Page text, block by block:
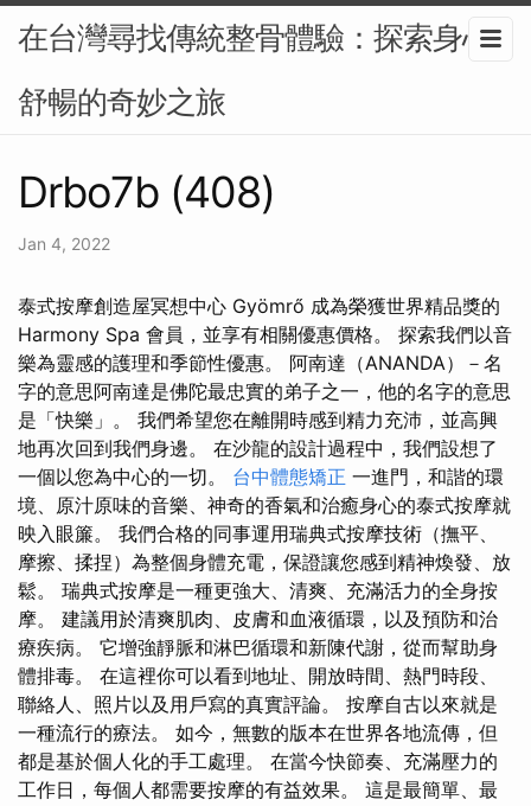
在台灣尋找傳統整骨體驗：探索身心
舒暢的奇妙之旅
Drbo7b (408)
Jan 4, 2022
泰式按摩創造屋冥想中心 Gyömrő 成為榮獲世界精品獎的
Harmony Spa 會員，並享有相關優惠價格。 探索我們以音
樂為靈感的護理和季節性優惠。 阿南達（ANANDA）－名
字的意思阿南達是佛陀最忠實的弟子之一，他的名字的意思
是「快樂」。 我們希望您在離開時感到精力充沛，並高興
地再次回到我們身邊。 在沙龍的設計過程中，我們設想了
一個以您為中心的一切。 台中體態矯正 一進門，和諧的環
境、原汁原味的音樂、神奇的香氣和治癒身心的泰式按摩就
映入眼簾。 我們合格的同事運用瑞典式按摩技術（撫平、
摩擦、揉捏）為整個身體充電，保證讓您感到精神煥發、放
鬆。 瑞典式按摩是一種更強大、清爽、充滿活力的全身按
摩。 建議用於清爽肌肉、皮膚和血液循環，以及預防和治
療疾病。 它增強靜脈和淋巴循環和新陳代謝，從而幫助身
體排毒。 在這裡你可以看到地址、開放時間、熱門時段、
聯絡人、照片以及用戶寫的真實評論。 按摩自古以來就是
一種流行的療法。 如今，無數的版本在世界各地流傳，但
都是基於個人化的手工處理。 在當今快節奏、充滿壓力的
工作日，每個人都需要按摩的有益效果。 這是最簡單、最